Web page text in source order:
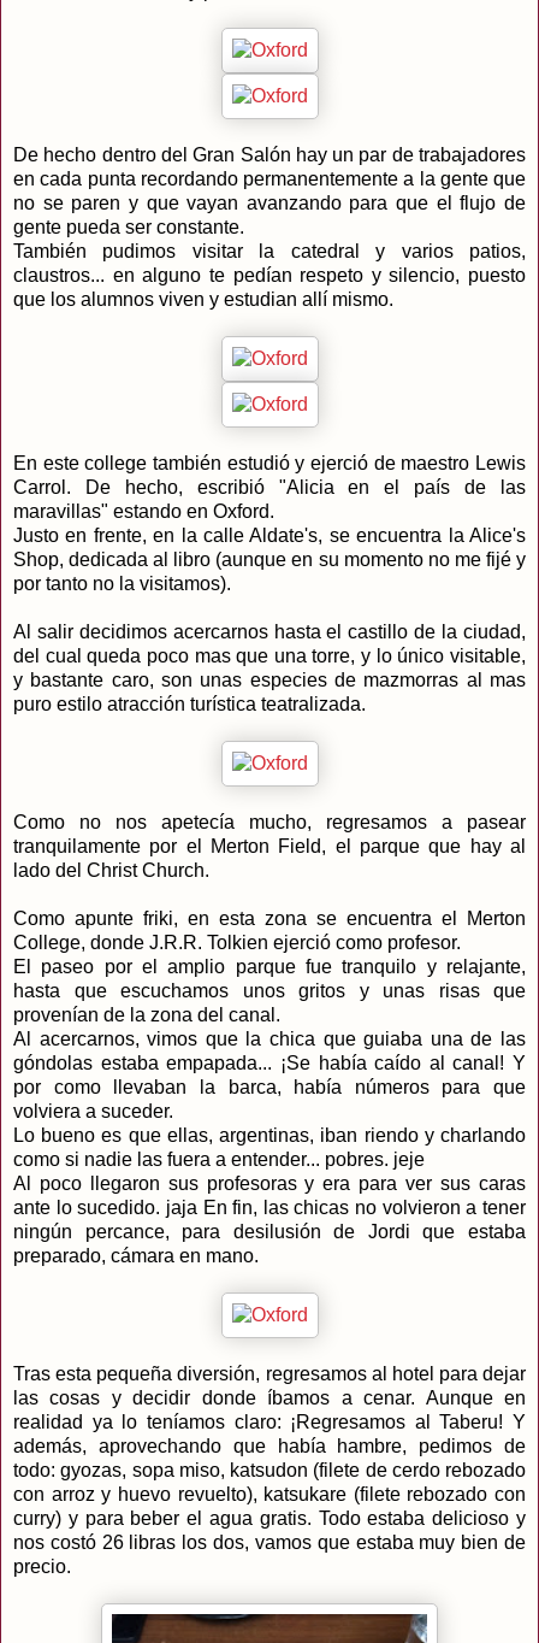
De hecho dentro del Gran Salón hay un par de trabajadores
en cada punta recordando permanentemente a la gente que
no se paren y que vayan avanzando para que el flujo de
gente pueda ser constante.
También pudimos visitar la catedral y varios patios,
claustros... en alguno te pedían respeto y silencio, puesto
que los alumnos viven y estudian allí mismo.
En este college también estudió y ejerció de maestro Lewis
Carrol. De hecho, escribió "Alicia en el país de las
maravillas" estando en Oxford.
Justo en frente, en la calle Aldate's, se encuentra la Alice's
Shop, dedicada al libro (aunque en su momento no me fijé y
por tanto no la visitamos).
Al salir decidimos acercarnos hasta el castillo de la ciudad,
del cual queda poco mas que una torre, y lo único visitable,
y bastante caro, son unas especies de mazmorras al mas
puro estilo atracción turística teatralizada.
Como no nos apetecía mucho, regresamos a pasear
tranquilamente por el Merton Field, el parque que hay al
lado del Christ Church.
Como apunte friki, en esta zona se encuentra el Merton
College, donde J.R.R. Tolkien ejerció como profesor.
El paseo por el amplio parque fue tranquilo y relajante,
hasta que escuchamos unos gritos y unas risas que
provenían de la zona del canal.
Al acercarnos, vimos que la chica que guiaba una de las
góndolas estaba empapada... ¡Se había caído al canal! Y
por como llevaban la barca, había números para que
volviera a suceder.
Lo bueno es que ellas, argentinas, iban riendo y charlando
como si nadie las fuera a entender... pobres. jeje
Al poco llegaron sus profesoras y era para ver sus caras
ante lo sucedido. jaja En fin, las chicas no volvieron a tener
ningún percance, para desilusión de Jordi que estaba
preparado, cámara en mano.
Tras esta pequeña diversión, regresamos al hotel para dejar
las cosas y decidir donde íbamos a cenar. Aunque en
realidad ya lo teníamos claro: ¡Regresamos al Taberu! Y
además, aprovechando que había hambre, pedimos de
todo: gyozas, sopa miso, katsudon (filete de cerdo rebozado
con arroz y huevo revuelto), katsukare (filete rebozado con
curry) y para beber el agua gratis. Todo estaba delicioso y
nos costó 26 libras los dos, vamos que estaba muy bien de
precio.